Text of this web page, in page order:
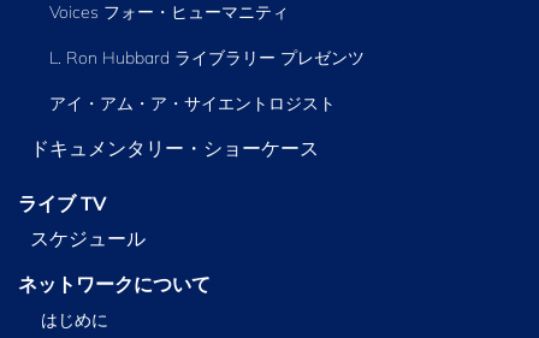
Voices フォー・ヒューマニティ
L. Ron Hubbard ライブラリー プレゼンツ
アイ・アム・ア・サイエントロジスト
ドキュメンタリー・ショーケース
ライブ TV
スケジュール
ネットワークについて
はじめに